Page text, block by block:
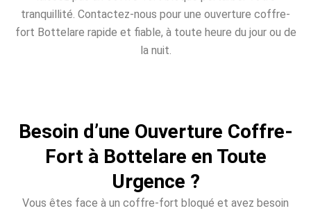
tranquillité. Contactez-nous pour une ouverture coffre-
fort Bottelare rapide et fiable, à toute heure du jour ou de
la nuit.
Besoin d’une Ouverture Coffre-
Fort à Bottelare en Toute
Urgence ?
Vous êtes face à un coffre-fort bloqué et avez besoin